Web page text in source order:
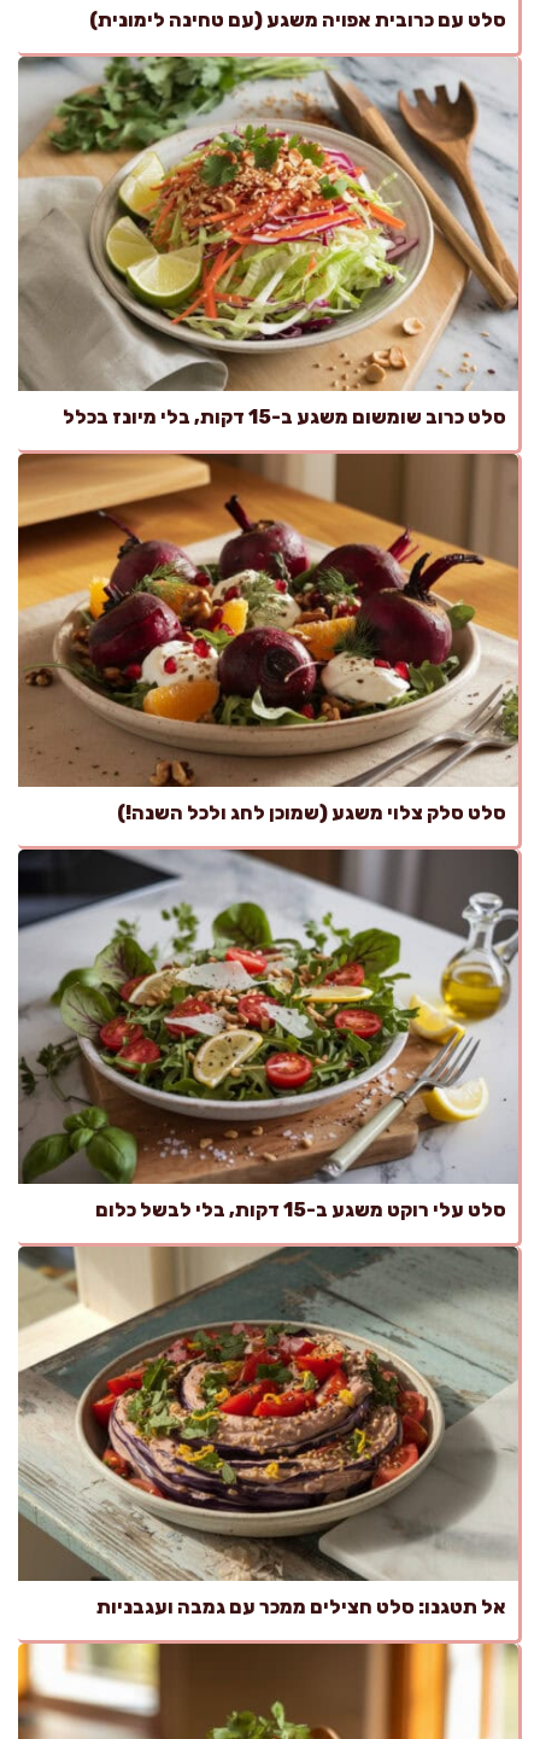
סלט עם כרובית אפויה משגע (עם טחינה לימונית)
סלט כרוב שומשום משגע ב-15 דקות, בלי מיונז בכלל
סלט סלק צלוי משגע (שמוכן לחג ולכל השנה!)
סלט עלי רוקט משגע ב-15 דקות, בלי לבשל כלום
אל תטגנו: סלט חצילים ממכר עם גמבה ועגבניות